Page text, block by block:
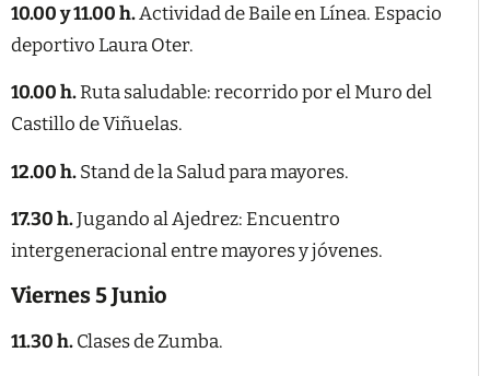
10.00 y 11.00 h.Actividad de Baile en Línea. Espacio
deportivo Laura Oter.
10.00 h.Ruta saludable: recorrido por el Muro del
Castillo de Viñuelas.
12.00 h.Stand de la Salud para mayores.
17.30 h.Jugando al Ajedrez: Encuentro
intergeneracional entre mayores y jóvenes.
Viernes 5 Junio
11.30 h.Clases de Zumba.